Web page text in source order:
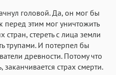
головой. Да, он мог бы
перед этим мог уничтожить
стереть с лица земли
трупами. И потерпел бы
древности. Потому что
заканчивается страх смерти.